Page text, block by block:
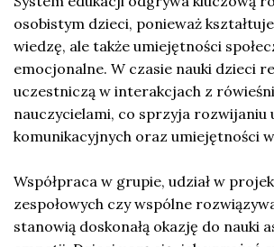
osobistym dzieci, ponieważ
wiedzę, ale także umiejętności
emocjonalne. W czasie nauki dzieci
uczestniczą w interakcjach z
nauczycielami, co sprzyja rozwijaniu
komunikacyjnych oraz umiejętności
Współpraca w grupie, udział w
zespołowych czy wspólne
stanowią doskonałą okazję do nauki